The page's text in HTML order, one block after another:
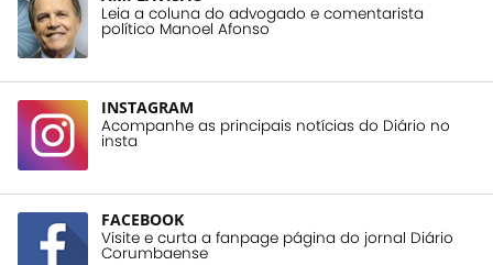
Leia a coluna do advogado e comentarista
político Manoel Afonso
INSTAGRAM
Acompanhe as principais notícias do Diário no
insta
FACEBOOK
Visite e curta a fanpage página do jornal Diário
Corumbaense